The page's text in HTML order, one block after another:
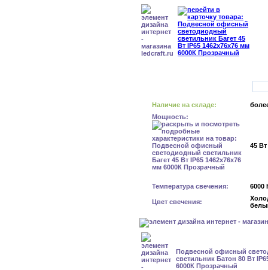
Наличие на складе:
Мощность:
45 Вт
Температура свечения: 6000
Цвет свечения:
Подвесной офисный
светильник Батон 80 Вт
6000К Прозрачный